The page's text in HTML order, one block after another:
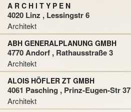
A R C H I T Y P E N
4020 Linz , Lessingstr 6
Architekt
ABH GENERALPLANUNG GMBH
4770 Andorf , Rathausstraße 3
Architekt
ALOIS HÖFLER ZT GMBH
4061 Pasching , Prinz-Eugen-Str 37
Architekt